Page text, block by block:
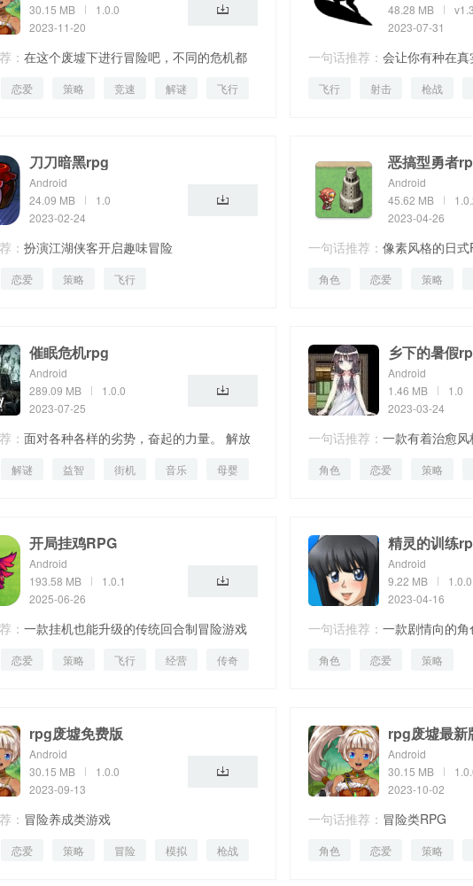
30.15 MB
1.0.0
2023-11-20
： 在这个废墟下进行冒险吧，不同的危机都
！
恋爱 策略 竞速 解谜
飞行
48.28 MB
v1.3
2023-07-31
一句话推荐： 会让你有种在
飞行 射击 枪战
刀刀暗黑rpg
Android
24.09 MB
1.0
2023-02-24
： 扮演江湖侠客开启趣味冒险
恋爱 策略 飞行
恶搞型勇者
Android
45.62 MB
2023-04-26
一句话推荐： 像素风格的日式
角色 恋爱 策略
催眠危机rpg
Android
289.09 MB
1.0.0
2023-07-25
： 面对各种各样的劣势，奋起的力量。 解放
对手，战胜对手。
解谜 益智 街机 音乐 母婴
乡下的暑假
Android
1.46 MB
1.0
2023-03-24
一句话推荐： 一款有着治愈
角色 恋爱 策略
开局挂鸡RPG
Android
193.58 MB
1.0.1
2025-06-26
： 一款挂机也能升级的传统回合制冒险游戏
恋爱 策略 飞行 经营 传奇
精灵的训练
Android
9.22 MB
1.0.0
2023-04-16
一句话推荐： 一款剧情向的
角色 恋爱 策略
rpg废墟免费版
Android
30.15 MB
1.0.0
2023-09-13
： 冒险养成类游戏
恋爱 策略 冒险 模拟 枪战
rpg废墟最新
Android
30.15 MB
2023-10-02
一句话推荐： 冒险类RPG
角色 恋爱 策略